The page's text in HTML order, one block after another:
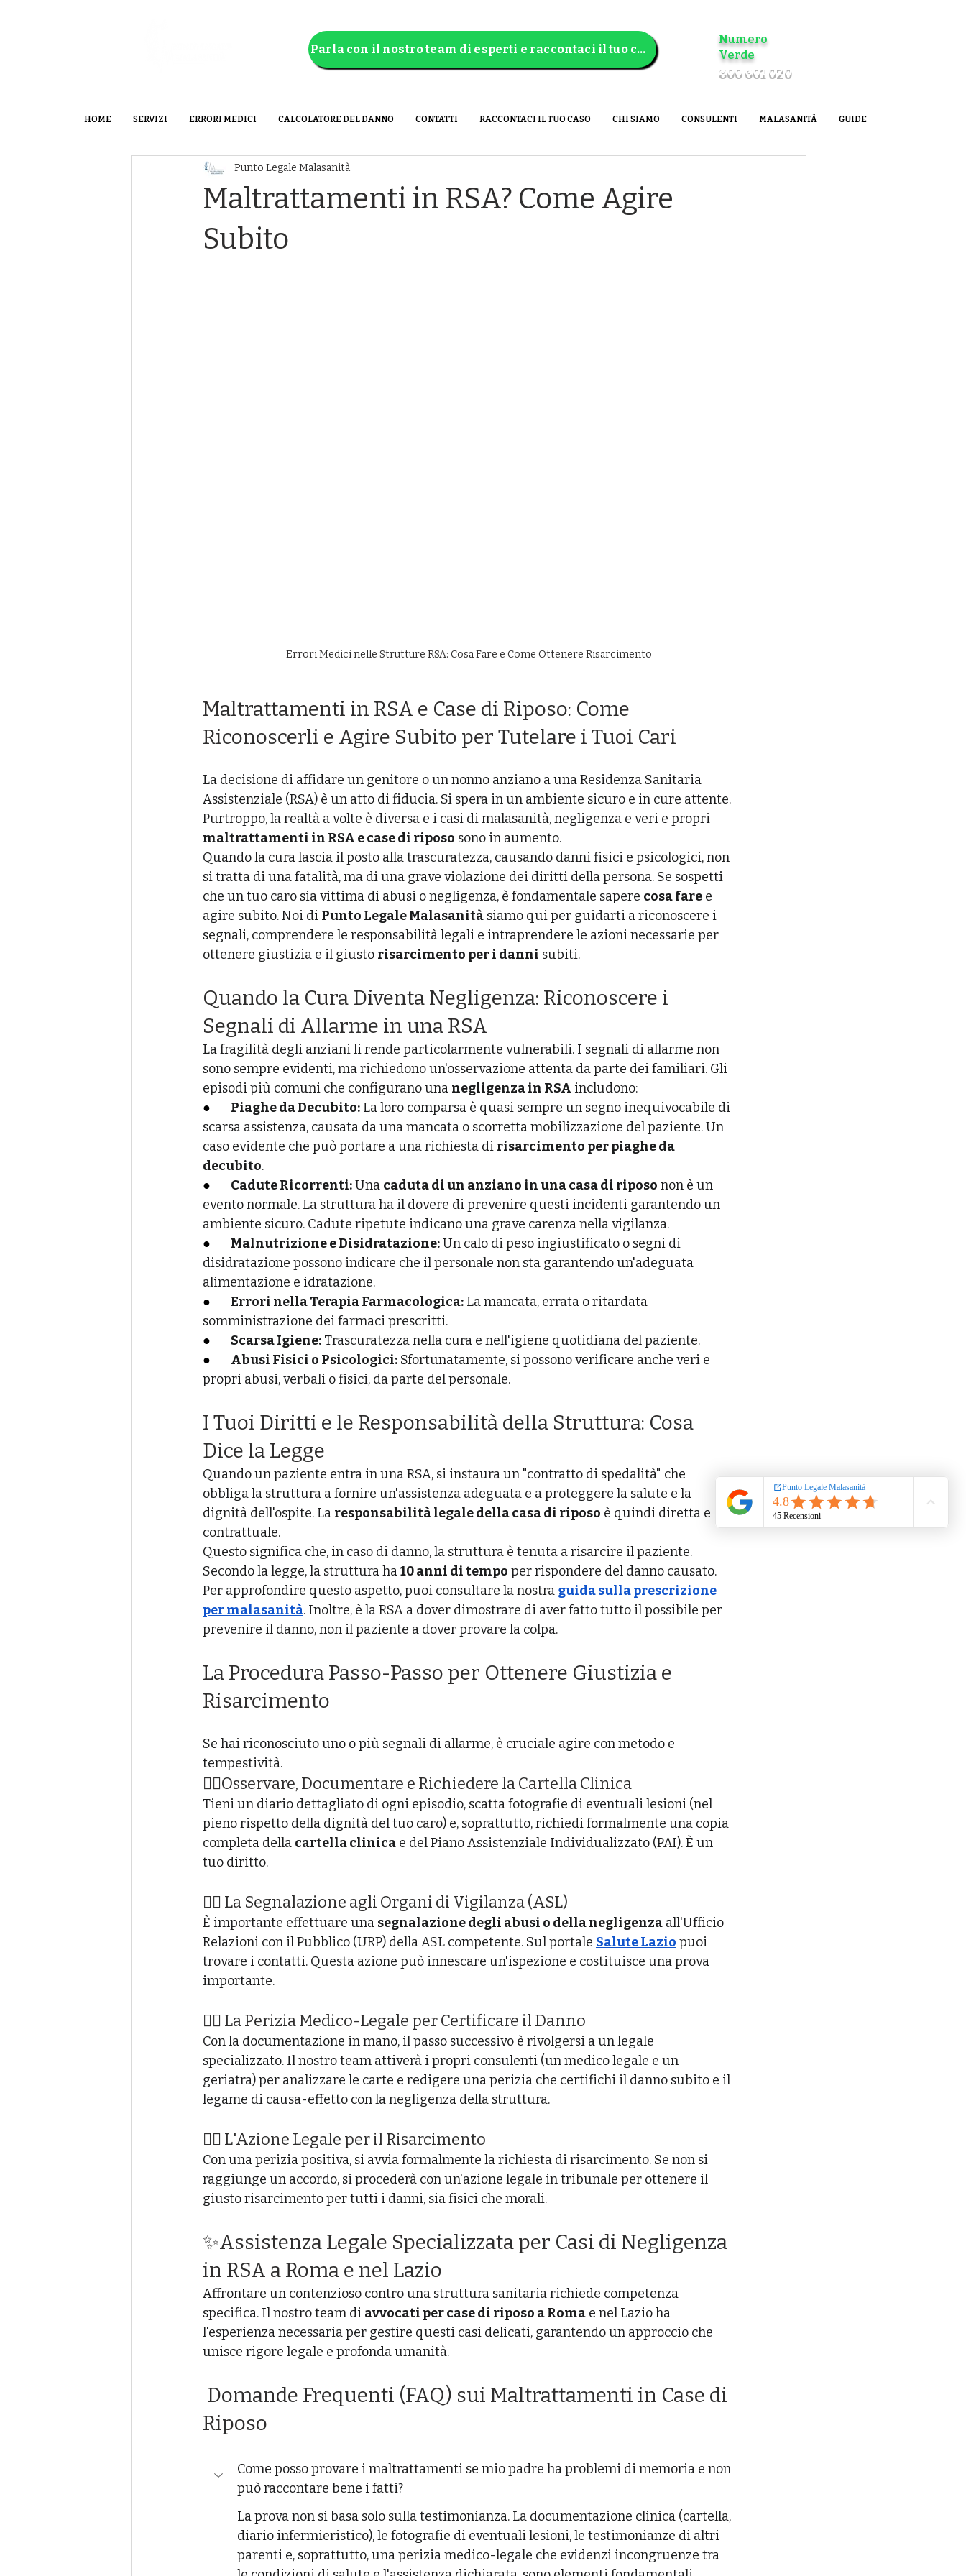
Parla con il nostro team di esperti e raccontaci il tuo caso
800 601 020
Numero
Verde
HOME SERVIZI ERRORI MEDICI CALCOLATORE DEL DANNO CONTATTI RACCONTACI IL TUO CASO CHI SIAMO CONSULENTI MALASANITÀ GUIDE
Maltrattamenti in RSA? Come Agire
Subito
Punto Legale Malasanità
Errori Medici nelle Strutture RSA: Cosa Fare e Come Ottenere Risarcimento
Maltrattamenti in RSA e Case di Riposo: Come
Riconoscerli e Agire Subito per Tutelare i Tuoi Cari
La decisione di affidare un genitore o un nonno anziano a una Residenza Sanitaria
Assistenziale (RSA) è un atto di fiducia. Si spera in un ambiente sicuro e in cure attente.
Purtroppo, la realtà a volte è diversa e i casi di malasanità, negligenza e veri e propri
maltrattamenti in RSA e case di riposo sono in aumento.
Quando la cura lascia il posto alla trascuratezza, causando danni fisici e psicologici, non
si tratta di una fatalità, ma di una grave violazione dei diritti della persona. Se sospetti
che un tuo caro sia vittima di abusi o negligenza, è fondamentale sapere cosa fare e
agire subito. Noi di Punto Legale Malasanità siamo qui per guidarti a riconoscere i
segnali, comprendere le responsabilità legali e intraprendere le azioni necessarie per
ottenere giustizia e il giusto risarcimento per i danni subiti.
Quando la Cura Diventa Negligenza: Riconoscere i
Segnali di Allarme in una RSA
La fragilità degli anziani li rende particolarmente vulnerabili. I segnali di allarme non
sono sempre evidenti, ma richiedono un'osservazione attenta da parte dei familiari. Gli
episodi più comuni che configurano una negligenza in RSA includono:
● Piaghe da Decubito: La loro comparsa è quasi sempre un segno inequivocabile di
scarsa assistenza, causata da una mancata o scorretta mobilizzazione del paziente. Un
caso evidente che può portare a una richiesta di risarcimento per piaghe da
decubito.
● Cadute Ricorrenti: Una caduta di un anziano in una casa di riposo non è un
evento normale. La struttura ha il dovere di prevenire questi incidenti garantendo un
ambiente sicuro. Cadute ripetute indicano una grave carenza nella vigilanza.
● Malnutrizione e Disidratazione: Un calo di peso ingiustificato o segni di
disidratazione possono indicare che il personale non sta garantendo un'adeguata
alimentazione e idratazione.
● Errori nella Terapia Farmacologica: La mancata, errata o ritardata
somministrazione dei farmaci prescritti.
● Scarsa Igiene: Trascuratezza nella cura e nell'igiene quotidiana del paziente.
● Abusi Fisici o Psicologici: Sfortunatamente, si possono verificare anche veri e
propri abusi, verbali o fisici, da parte del personale.
I Tuoi Diritti e le Responsabilità della Struttura: Cosa
Dice la Legge
Quando un paziente entra in una RSA, si instaura un "contratto di spedalità" che
obbliga la struttura a fornire un'assistenza adeguata e a proteggere la salute e la
dignità dell'ospite. La responsabilità legale della casa di riposo è quindi diretta e
contrattuale.
Questo significa che, in caso di danno, la struttura è tenuta a risarcire il paziente.
Secondo la legge, la struttura ha 10 anni di tempo per rispondere del danno causato.
Per approfondire questo aspetto, puoi consultare la nostra guida sulla prescrizione
per malasanità. Inoltre, è la RSA a dover dimostrare di aver fatto tutto il possibile per
prevenire il danno, non il paziente a dover provare la colpa.
La Procedura Passo-Passo per Ottenere Giustizia e
Risarcimento
Se hai riconosciuto uno o più segnali di allarme, è cruciale agire con metodo e
tempestività.
👉🏻Osservare, Documentare e Richiedere la Cartella Clinica
Tieni un diario dettagliato di ogni episodio, scatta fotografie di eventuali lesioni (nel
pieno rispetto della dignità del tuo caro) e, soprattutto, richiedi formalmente una copia
completa della cartella clinica e del Piano Assistenziale Individualizzato (PAI). È un
tuo diritto.
👉🏻 La Segnalazione agli Organi di Vigilanza (ASL)
È importante effettuare una segnalazione degli abusi o della negligenza all'Ufficio
Relazioni con il Pubblico (URP) della ASL competente. Sul portale Salute Lazio puoi
trovare i contatti. Questa azione può innescare un'ispezione e costituisce una prova
importante.
👉🏻 La Perizia Medico-Legale per Certificare il Danno
Con la documentazione in mano, il passo successivo è rivolgersi a un legale
specializzato. Il nostro team attiverà i propri consulenti (un medico legale e un
geriatra) per analizzare le carte e redigere una perizia che certifichi il danno subito e il
legame di causa-effetto con la negligenza della struttura.
👉🏻 L'Azione Legale per il Risarcimento
Con una perizia positiva, si avvia formalmente la richiesta di risarcimento. Se non si
raggiunge un accordo, si procederà con un'azione legale in tribunale per ottenere il
giusto risarcimento per tutti i danni, sia fisici che morali.
✨Assistenza Legale Specializzata per Casi di Negligenza
in RSA a Roma e nel Lazio
Affrontare un contenzioso contro una struttura sanitaria richiede competenza
specifica. Il nostro team di avvocati per case di riposo a Roma e nel Lazio ha
l'esperienza necessaria per gestire questi casi delicati, garantendo un approccio che
unisce rigore legale e profonda umanità.
Riposo
Come posso provare i maltrattamenti se mio padre ha problemi di memoria e non
può raccontare bene i fatti?
La prova non si basa solo sulla testimonianza. La documentazione clinica (cartella,
diario infermieristico), le fotografie di eventuali lesioni, le testimonianze di altri
parenti e, soprattutto, una perizia medico-legale che evidenzi incongruenze tra